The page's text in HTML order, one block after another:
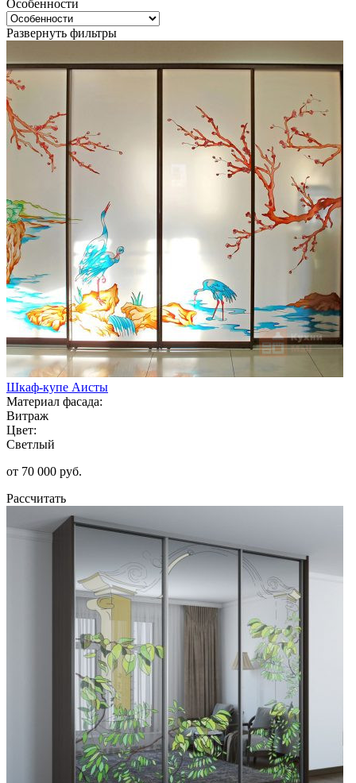
Особенности
Развернуть фильтры
Шкаф-купе Аисты
Материал фасада:
Витраж
Цвет:
Светлый
от 70 000 руб.
Рассчитать